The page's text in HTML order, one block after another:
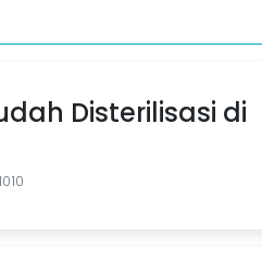
Disterilisasi di